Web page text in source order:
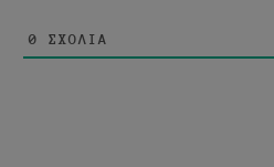
0 ΣΧΌΛΙΑ